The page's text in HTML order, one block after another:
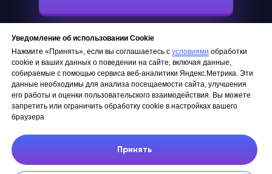
Уведомление об использовании Cookie
Нажмите «Принять», если вы соглашаетесь с условиями обработки
cookie и ваших данных о поведении на сайте, включая данные,
собираемые с помощью сервиса веб-аналитики Яндекс.Метрика. Эти
данные необходимы для анализа посещаемости сайта, улучшения
его работы и оценки пользовательского взаимодействия. Вы можете
запретить или ограничить обработку cookie в настройках вашего
браузера
Принять